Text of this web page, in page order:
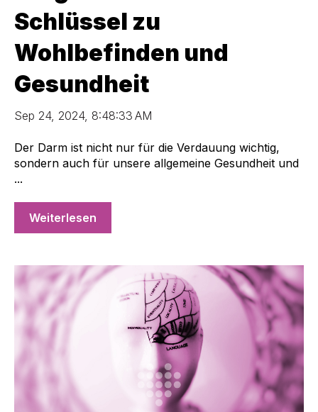
Schlüssel zu
Wohlbefinden und
Gesundheit
Sep 24, 2024, 8:48:33 AM
Der Darm ist nicht nur für die Verdauung wichtig,
sondern auch für unsere allgemeine Gesundheit und
...
Weiterlesen